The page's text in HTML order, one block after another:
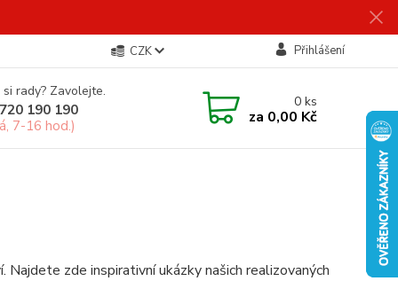
CZK Přihlášení
rady? Zavolejte.
190 190
7-16 hod.)
0ks
za 0,00 Kč
zde inspirativní ukázky našich realizovaných